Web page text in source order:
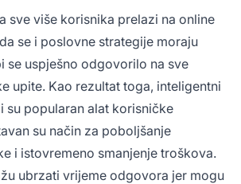
sve više korisnika prelazi na online
se i poslovne strategije moraju
se uspješno odgovorilo na sve
upite. Kao rezultat toga, inteligentni
su popularan alat korisničke
su način za poboljšanje
i istovremeno smanjenje troškova.
ubrzati vrijeme odgovora jer mogu